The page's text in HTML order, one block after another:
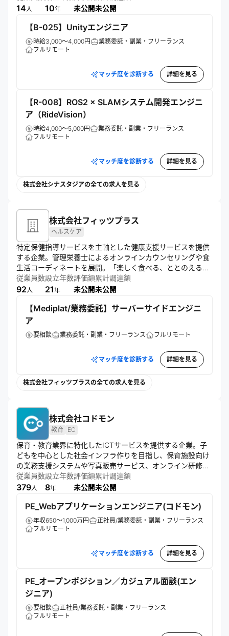
ルティングや受託開発、イベント運営も手掛け、教育分野へ
14人 10年
未公開未公開
【B-025】Unityエンジニア
時給3,000～4,000円
業務委託・副業・フリーランス
フルリモート
マッチ度を診断する 詳細を見る
【R-008】ROS2 × SLAMシステム開発エンジニ
ア（RideVision）
時給4,000～5,000円
業務委託・副業・フリーランス
フルリモート
マッチ度を診断する 詳細を見る
株式会社シナスタジアの全ての求人を見る
株式会社フィッツプラス
ヘルスケア
特定保健指導サービスを主軸とした健康支援サービスを提供
する企業。管理栄養士によるオンラインカウンセリングや食
生活コーディネートを展開。「楽しく食べる、ととのえる」
をミッションに、持続可能な健康習慣の確立を支援し、ウェ
ルネス社会の実現を目指す。
従業員数
92人
設立年数
21年
評価額
未公開
累計調達額
未公開
【Mediplat/業務委託】サーバーサイドエンジニ
ア
要相談 業務委託・副業・フリーランス フルリモート
マッチ度を診断する 詳細を見る
株式会社フィッツプラスの全ての求人を見る
株式会社コドモン
教育 EC
保育・教育業界に特化したICTサービスを提供する企業。子
どもを中心とした社会インフラ作りを目指し、保育施設向け
の業務支援システムや写真販売サービス、オンライン研修、
ECサイト、園児募集支援など、多角的なサービスを展開。保
育者の環境改善と保護者支援を通じて、子育て環境の向上に
従業員数
379人
設立年数
8年
評価額
未公開
累計調達額
未公開
PE_Webアプリケーションエンジニア(コドモン)
年収650～1,000万円
正社員/業務委託・副業・フリーランス
フルリモート
マッチ度を診断する 詳細を見る
PE_オープンポジション／カジュアル面談(エン
ジニア)
要相談
正社員/業務委託・副業・フリーランス
フルリモート